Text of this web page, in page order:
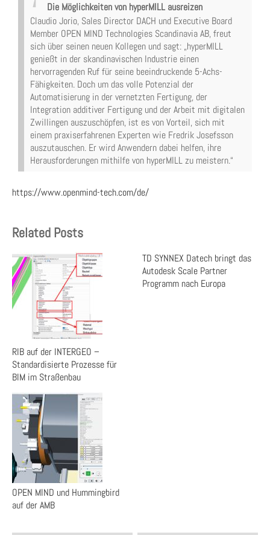
Die Möglichkeiten von hyperMILL ausreizen
Claudio Jorio, Sales Director DACH und Executive Board
Member OPEN MIND Technologies Scandinavia AB, freut
sich über seinen neuen Kollegen und sagt: „hyperMILL
genießt in der skandinavischen Industrie einen
hervorragenden Ruf für seine beeindruckende 5-Achs-
Fähigkeiten. Doch um das volle Potenzial der
Automatisierung in der vernetzten Fertigung, der
Integration additiver Fertigung und der Arbeit mit digitalen
Zwillingen auszuschöpfen, ist es von Vorteil, sich mit
einem praxiserfahrenen Experten wie Fredrik Josefsson
auszutauschen. Er wird Anwendern dabei helfen, ihre
Herausforderungen mithilfe von hyperMILL zu meistern.“
https://www.openmind-tech.com/de/
Related Posts
RIB auf der INTERGEO –
Standardisierte Prozesse für
BIM im Straßenbau
TD SYNNEX Datech bringt das
Autodesk Scale Partner
Programm nach Europa
OPEN MIND und Hummingbird
auf der AMB